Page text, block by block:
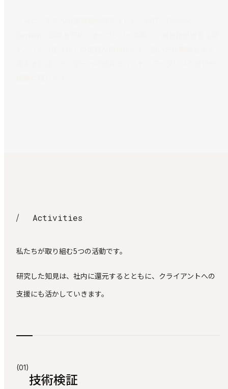
Activities
Activities
私たちが取り組む5つの活動です。
研究した知見は、社内に還元するとともに、クライアントへの
支援にも活かしていきます。
(01)
技術検証